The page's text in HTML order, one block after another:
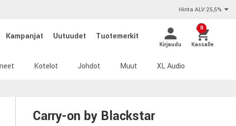
Hinta ALV 25,5%
Kampanjat Uutuudet Tuotemerkit
Kirjaudu
0
Kassalle
Kotelot Johdot Muut XL Audio
Carry-on by Blackstar